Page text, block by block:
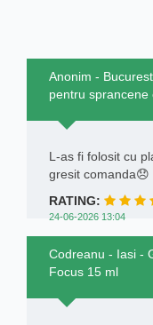
Anonim -
pentru
L-as fi folosit cu
gresit comanda😞
RATING:
24-06-2026 13:04
Codreanu - Iasi -
Focus 15 ml